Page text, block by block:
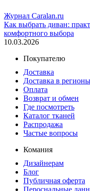
Журнал Caralan.ru
Как выбрать диван:
комфортного выбора
10.03.2026
Покупателю
Доставка
Доставка в регионы
Оплата
Возврат и обмен
Где посмотреть
Каталог тканей
Распродажа
Частые вопросы
Комания
Дизайнерам
Блог
Публичная оферта
Пероснальные